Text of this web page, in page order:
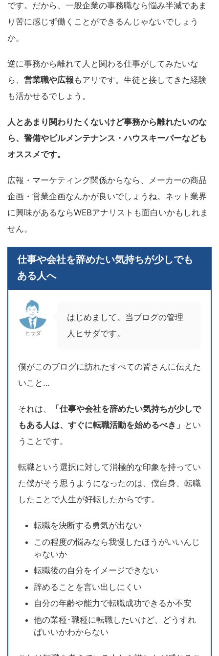
です。だから、一般企業の事務職なら悩み半減であま
り苦に感じず働くことができるんじゃないでしょう
か。
逆に事務から離れて人と関わる仕事がしてみたいな
ら、 営業職や広報 もアリです。生徒と接してきた経験
も活かせるでしょう。
人とあまり関わりたくないけど事務から離れたいのな
ら、警備やビルメンテナンス・ハウスキーパーなども
オススメです。
広報・マーケティング関係からなら、メーカーの商品
企画・営業企画なんかが良いでしょうね。ネット業界
に興味があるならWEBアナリストも面白いかもしれま
せん。
仕事や会社を辞めたい気持ちが少しでも
ある人へ
ヒサダ
はじめまして。当ブログの管理
人ヒサダです。
僕がこのブログに訪れたすべての皆さんに伝えた
いこと…
それは、
「仕事や会社を辞めたい気持ちが少しで
もある人は、すぐに転職活動を始めるべき」 とい
うことです。
転職という選択に対して消極的な印象を持ってい
た僕がそう思うようになったのは、僕自身、転職
したことで人生が好転したからです。
転職を決断する勇気が出ない
この程度の悩みなら我慢したほうがいいんじ
ゃないか
転職後の自分をイメージできない
辞めることを言い出しにくい
自分の年齢や能力で転職成功できるか不安
他の業種･職種に転職したいけど、どうすれ
ばいいかわからない